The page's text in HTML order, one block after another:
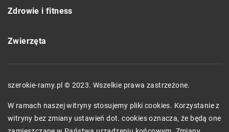
Zdrowie i fitness
Zwierzęta
szerokie-ramy.pl © 2023. Wszelkie prawa zastrzeżone.
W ramach naszej witryny stosujemy pliki cookies. Korzystanie z
witryny bez zmiany ustawień dot. cookies oznacza, że będą one